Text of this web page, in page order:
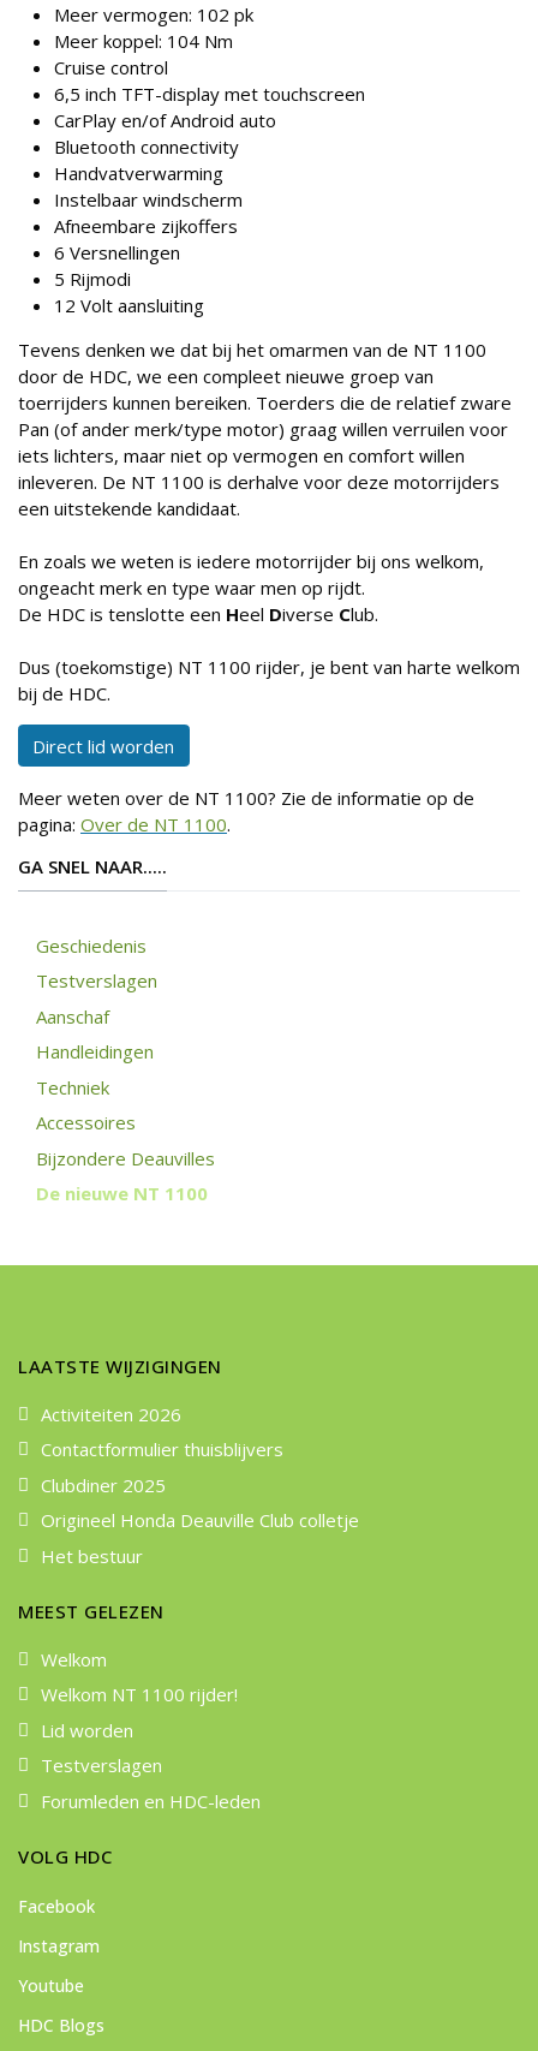
Meer vermogen: 102 pk
Meer koppel: 104 Nm
Cruise control
6,5 inch TFT-display met touchscreen
CarPlay en/of Android auto
Bluetooth connectivity
Handvatverwarming
Instelbaar windscherm
Afneembare zijkoffers
6 Versnellingen
5 Rijmodi
12 Volt aansluiting
Tevens denken we dat bij het omarmen van de NT 1100
door de HDC, we een compleet nieuwe groep van
toerrijders kunnen bereiken. Toerders die de relatief zware
Pan (of ander merk/type motor) graag willen verruilen voor
iets lichters, maar niet op vermogen en comfort willen
inleveren. De NT 1100 is derhalve voor deze motorrijders
een uitstekende kandidaat.
En zoals we weten is iedere motorrijder bij ons welkom,
ongeacht merk en type waar men op rijdt.
De HDC is tenslotte een Heel Diverse Club.
Dus (toekomstige) NT 1100 rijder, je bent van harte welkom
bij de HDC.
Direct lid worden
Meer weten over de NT 1100? Zie de informatie op de
pagina: Over de NT 1100.
GA SNEL NAAR.....
Geschiedenis
Testverslagen
Aanschaf
Handleidingen
Techniek
Accessoires
Bijzondere Deauvilles
De nieuwe NT 1100
LAATSTE WIJZIGINGEN
Activiteiten 2026
Contactformulier thuisblijvers
Clubdiner 2025
Origineel Honda Deauville Club colletje
Het bestuur
MEEST GELEZEN
Welkom
Welkom NT 1100 rijder!
Lid worden
Testverslagen
Forumleden en HDC-leden
VOLG HDC
Facebook
Instagram
Youtube
HDC Blogs